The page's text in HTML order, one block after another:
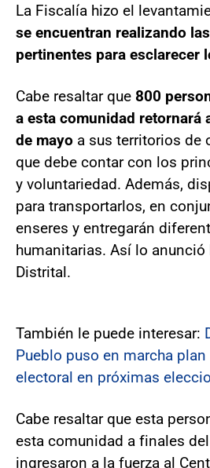
La Fiscalía hizo el
se encuentran realizando
pertinentes para esclarecer
Cabe resaltar que 800
a esta comunidad retornará
de mayo a sus territorios de
que debe contar con los
y voluntariedad. Además,
para transportarlos, en
enseres y entregarán
humanitarias. Así lo anunció
Distrital.
También le puede interesar:
Pueblo puso en marcha
electoral en próximas
Cabe resaltar que esta
esta comunidad a finales
ingresaron a la fuerza al